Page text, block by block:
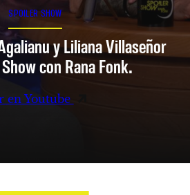
SPOILER SHOW
y Liliana Villaseñor
con Rana Fonk.
en Youtube